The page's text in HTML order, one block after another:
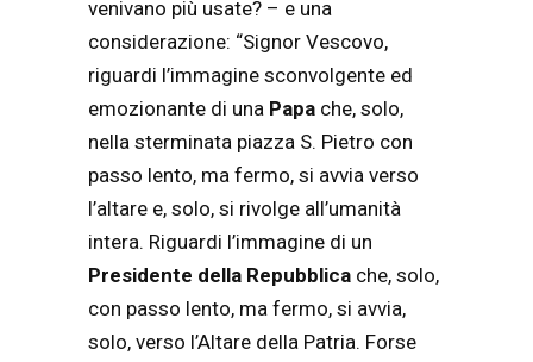
venivano più usate? – e una
considerazione: “Signor Vescovo,
riguardi l’immagine sconvolgente ed
emozionante di una Papa che, solo,
nella sterminata piazza S. Pietro con
passo lento, ma fermo, si avvia verso
l’altare e, solo, si rivolge all’umanità
intera. Riguardi l’immagine di un
Presidente della Repubblica che, solo,
con passo lento, ma fermo, si avvia,
solo, verso l’Altare della Patria. Forse